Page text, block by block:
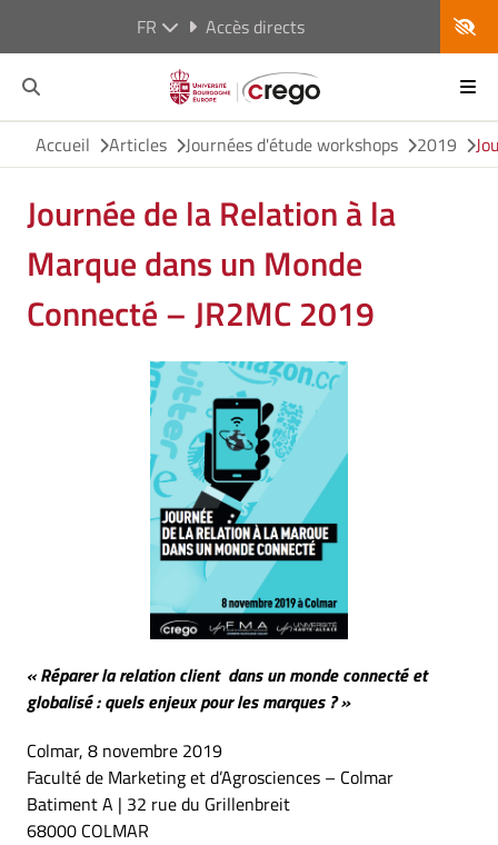
FR Accès directs
Accueil Articles Journées d'étude workshops 2019
Journée de la Relation à la
Marque dans un Monde
Connecté – JR2MC 2019
« Réparer la relation client dans un monde connecté et
globalisé : quels enjeux pour les marques ? »
Colmar, 8 novembre 2019
Faculté de Marketing et d’Agrosciences – Colmar
Batiment A | 32 rue du Grillenbreit
68000 COLMAR